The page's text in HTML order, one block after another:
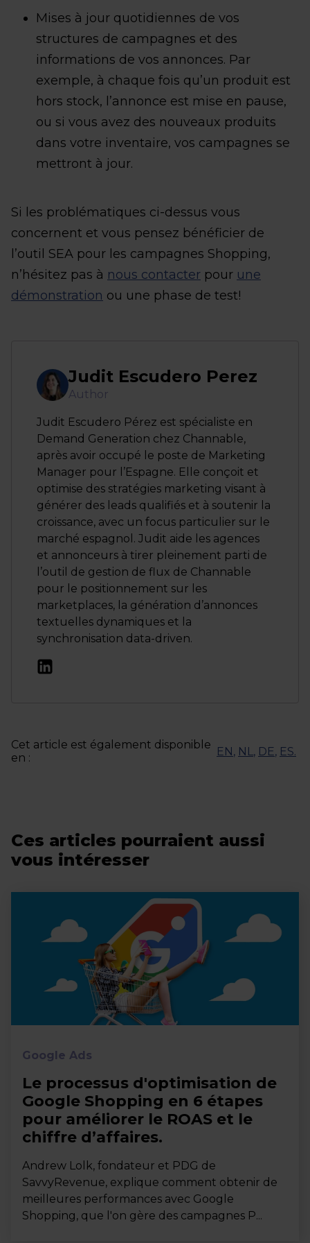
Mises à jour quotidiennes de vos
structures de campagnes et des
informations de vos annonces. Par
exemple, à chaque fois qu’un produit est
hors stock, l’annonce est mise en pause,
ou si vous avez des nouveaux produits
dans votre inventaire, vos campagnes se
mettront à jour.
Si les problématiques ci-dessus vous
concernent et vous pensez bénéficier de
l’outil SEA pour les campagnes Shopping,
n’hésitez pas à nous contacter pour une
démonstration ou une phase de test!
Judit Escudero Perez
Author
Judit Escudero Pérez est spécialiste en
Demand Generation chez Channable,
après avoir occupé le poste de Marketing
Manager pour l’Espagne. Elle conçoit et
optimise des stratégies marketing visant à
générer des leads qualifiés et à soutenir la
croissance, avec un focus particulier sur le
marché espagnol. Judit aide les agences
et annonceurs à tirer pleinement parti de
l’outil de gestion de flux de Channable
pour le positionnement sur les
marketplaces, la génération d’annonces
textuelles dynamiques et la
synchronisation data-driven.
Cet article est également disponible
en :
EN, NL, DE, ES.
Ces articles pourraient aussi
vous intéresser
Google Ads
Le processus d'optimisation de
Google Shopping en 6 étapes
pour améliorer le ROAS et le
chiffre d’affaires.
Andrew Lolk, fondateur et PDG de
SavvyRevenue, explique comment obtenir de
meilleures performances avec Google
Shopping, que l'on gère des campagnes P...